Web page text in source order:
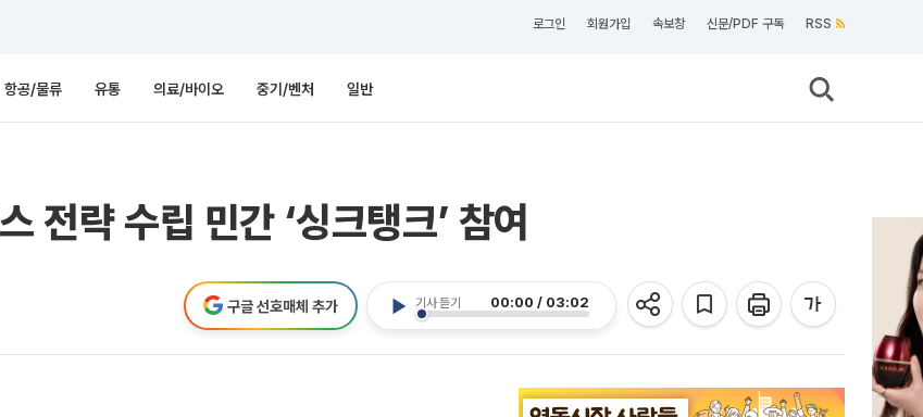
로그인 회원가입 속보창 신문/PDF 구독 RSS
항공/물류 유통 의료/바이오 중기/벤처 일반
전략 수립 민간 ‘싱크탱크’ 참여
기사 듣기 00:00 / 03:02
구글 선호매체 추가